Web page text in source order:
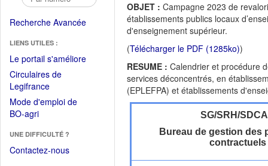
Recherche Avancée
LIENS UTILES :
Le portail s'améliore(Fichier
Circulaires de
Legifrance(Ouvrir
dans
une
fenêtre)
Mode d'emploi de
BO-agri(Ouvrir
une
nouvelle
UNE DIFFICULTÉ ?
Contactez-nous
OBJET : Campagne 2023 de
établissements publics locaux
d'enseignement supérieur.
(Télécharger le PDF (1285ko))
RESUME : Calendrier et procédure
services déconcentrés, en
(EPLEFPA) et établissements
SG/SRH/
Bureau de gestion des
contractuels